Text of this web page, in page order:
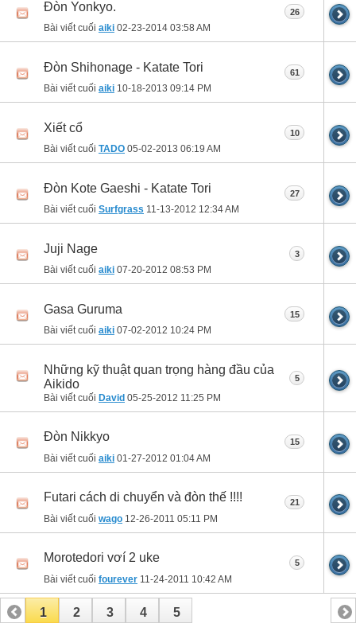
Đòn Yonkyo.
Bài viết cuối aiki 02-23-2014 03:58 AM
26
Đòn Shihonage - Katate Tori
Bài viết cuối aiki 10-18-2013 09:14 PM
61
Xiết cổ
Bài viết cuối TADO 05-02-2013 06:19 AM
10
Đòn Kote Gaeshi - Katate Tori
Bài viết cuối Surfgrass 11-13-2012 12:34 AM
27
Juji Nage
Bài viết cuối aiki 07-20-2012 08:53 PM
3
Gasa Guruma
Bài viết cuối aiki 07-02-2012 10:24 PM
15
Những kỹ thuật quan trọng hàng đầu của
Aikido
Bài viết cuối David 05-25-2012 11:25 PM
5
Đòn Nikkyo
Bài viết cuối aiki 01-27-2012 01:04 AM
15
Futari cách di chuyển và đòn thế !!!!
Bài viết cuối wago 12-26-2011 05:11 PM
21
Morotedori vơí 2 uke
Bài viết cuối fourever 11-24-2011 10:42 AM
5
1 2 3 4 5